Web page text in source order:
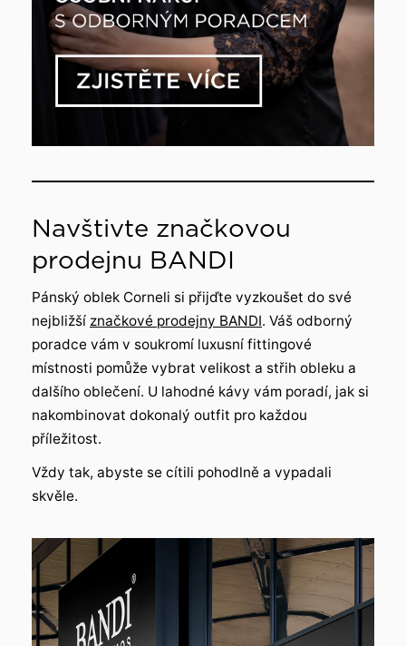
Navštivte značkovou
prodejnu BANDI
Pánský oblek Corneli si přijďte vyzkoušet do své
nejbližší značkové prodejny BANDI. Váš odborný
poradce vám v soukromí luxusní fittingové
místnosti pomůže vybrat velikost a střih obleku a
dalšího oblečení. U lahodné kávy vám poradí, jak si
nakombinovat dokonalý outfit pro každou
příležitost.
Vždy tak, abyste se cítili pohodlně a vypadali
skvěle.